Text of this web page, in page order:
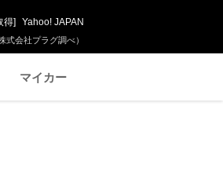
会社プラグ調べ）
得] Yahoo! JAPAN
マイカー